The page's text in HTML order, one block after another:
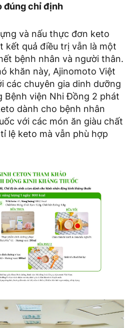
đúng chỉ định
và nấu thực đơn keto
kết quả điều trị vẫn là một
bệnh nhân và người thân.
khăn này, Ajinomoto Việt
các chuyên gia dinh dưỡng
Bệnh viện Nhi Đồng 2 phát
dành cho bệnh nhân
với các món ăn giàu chất
lệ keto mà vẫn phù hợp